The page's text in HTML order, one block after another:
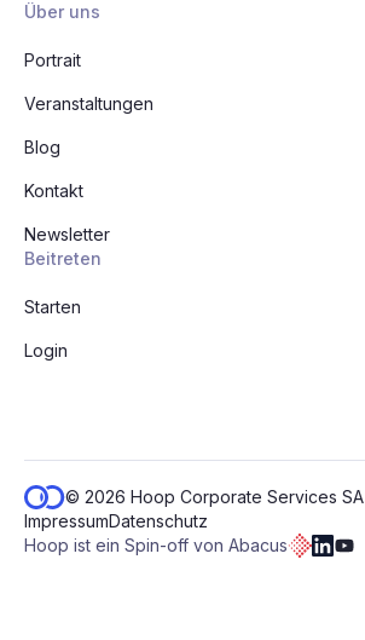
Über uns
Portrait
Veranstaltungen
Blog
Kontakt
Newsletter
Beitreten
Starten
Login
© 2026 Hoop Corporate Services SA
ImpressumDatenschutz
Hoop ist ein Spin-off von Abacus